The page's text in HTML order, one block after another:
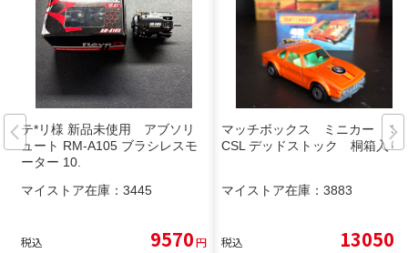
テ*リ様 新品未使用 アブソリ
ュート RM-A105 ブラシレスモ
ーター 10.
マイストア在庫： 3445
税込 9570円
マッチボックス ミニカー 30
CSL デッドストック 桐箱入り
マイストア在庫： 3883
税込 13050